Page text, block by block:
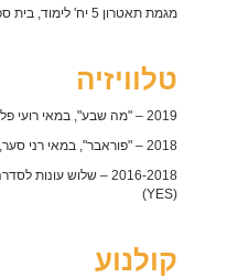
מגמת תאטרון 5 יח' לימוד, בית ספר "אליאנס" חיפה
טלוויזיה
2019 – "מה שבע", במאי רועי פלורנטין, קשת 12
2018 – "פוראבר", במאי רני סער, ניקולודיאון (HOT)
2016-2018 – שלוש
(YES)
קולנוע